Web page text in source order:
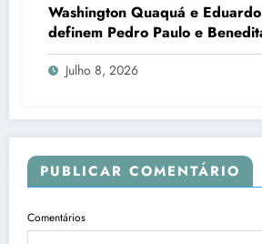
Washington Quaquá e
definem Pedro Paulo e
candidatos ao Senado no Rio
Julho 8, 2026
PUBLICAR COMENTÁRIO
Comentários